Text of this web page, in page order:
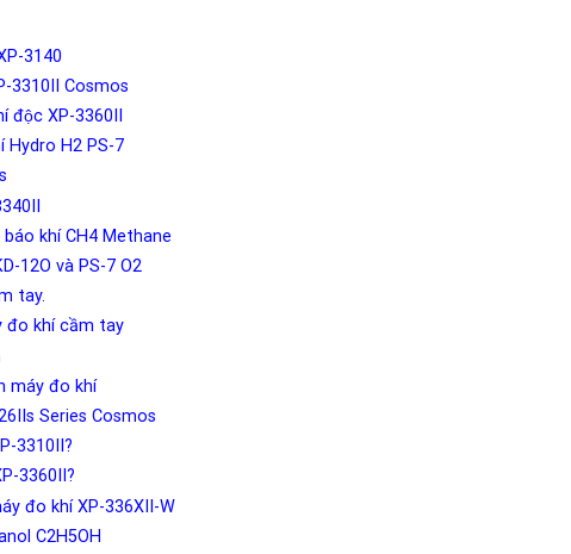
3140
3310II Cosmos
độc XP-3360II
Hydro H2 PS-7
khí CH4 Methane
12O và PS-7 O2
tay.
đo khí cầm tay
máy đo khí
Series Cosmos
3310II?
3360II?
đo khí XP-336XII-W
C2H5OH